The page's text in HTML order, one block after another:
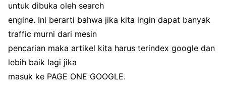
untuk dibuka oleh search
engine. Ini berarti bahwa jika kita ingin dapat banyak
traffic murni dari mesin
pencarian maka artikel kita harus terindex google dan
lebih baik lagi jika
masuk ke PAGE ONE GOOGLE.